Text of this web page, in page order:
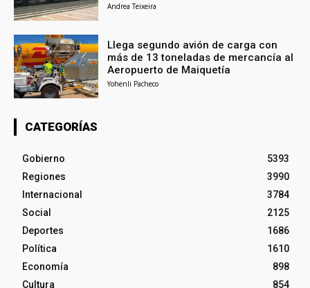
Andrea Teixeira
Llega segundo avión de carga con
más de 13 toneladas de mercancía al
Aeropuerto de Maiquetía
Yohenli Pacheco
CATEGORÍAS
Gobierno
5393
Regiones
3990
Internacional
3784
Social
2125
Deportes
1686
Política
1610
Economía
898
Cultura
854